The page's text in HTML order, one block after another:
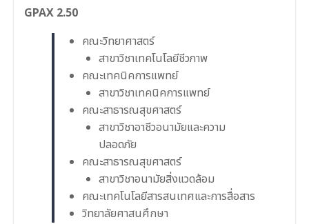
GPAX 2.50
คณะวิทยาศาสตร์
สาขาวิชาเทคโนโลยีชีวภาพ
คณะเทคนิคการแพทย์
สาขาวิชาเทคนิคการแพทย์
คณะสาธารณสุขศาสตร์
สาขาวิชาอาชีวอนามัยและความ
ปลอดภัย
คณะสาธารณสุขศาสตร์
สาขาวิชาอนามัยสิ่งแวดล้อม
คณะเทคโนโลยีสารสนเทศและการสื่อสาร
วิทยาลัยศาสนศึกษา